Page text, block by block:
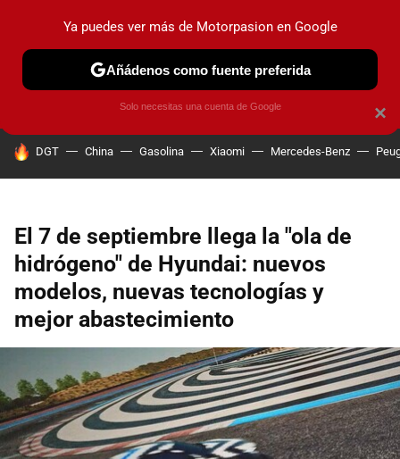
PRUEBAS COCHES ELÉCTRICOS OBSERVATORIO
HOY SE HABLA DE
DGT China Gasolina Xiaomi Mercedes-Benz
El 7 de septiembre llega la "ola de
hidrógeno" de Hyundai: nuevos
modelos, nuevas tecnologías y
mejor abastecimiento
×
Ya puedes ver más de Motorpasion en Google
Añádenos como fuente preferida
Solo necesitas una cuenta de Google